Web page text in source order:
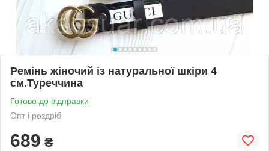
Ремінь жіночий із натуральної шкіри 4
см.Туреччина
Готово до відправки
Опт і роздріб
689 ₴